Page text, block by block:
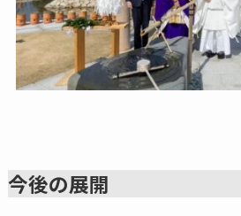
今後の展開